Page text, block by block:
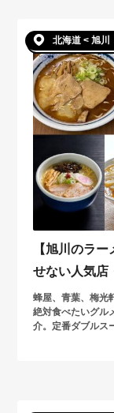
北海道 < 旭川
【旭川のラ
せない人気店
蜂屋、青葉、梅光
絶対食べたいグル
介。定番ダブルス